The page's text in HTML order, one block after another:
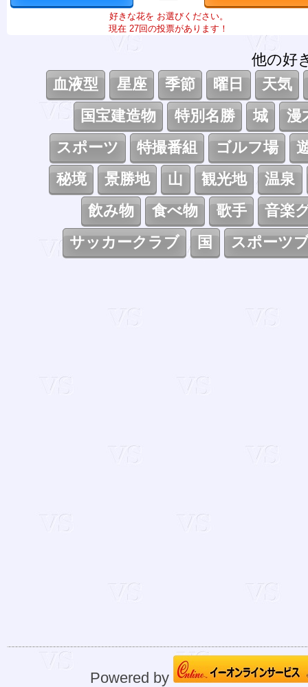
好きな花を お選びください。
現在 27回の投票があります！
他の好
血液型
星座 季節 曜日
天気
国宝建造物
特別名勝 城
漫
スポーツ
特撮番組 ゴルフ場
秘境
景勝地 山 観光地
温泉
飲み物
食べ物 歌手
音楽
サッカークラブ
国 スポーツ
Powered by